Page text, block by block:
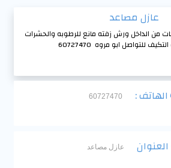
عازل مصاعد
من الداخل ورش زفته مانع للرطوبه والحشرات
للتواصل ابو مروه 60727470
الهاتف : 60727470
العنوان عازل مصاعد